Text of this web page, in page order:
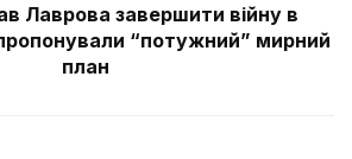
Лаврова завершити війну в
“потужний” мирний
план